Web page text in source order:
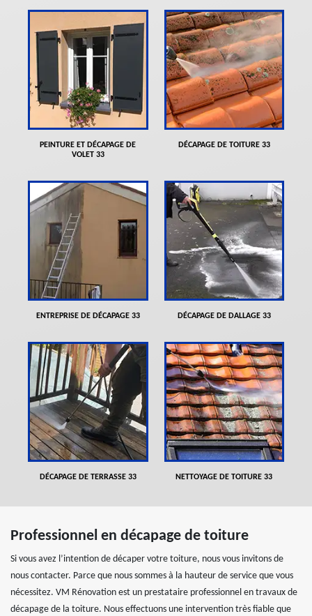
PEINTURE ET DÉCAPAGE DE
VOLET 33
DÉCAPAGE DE TOITURE 33
ENTREPRISE DE DÉCAPAGE 33 DÉCAPAGE DE DALLAGE 33
DÉCAPAGE DE TERRASSE 33 NETTOYAGE DE TOITURE 33
Professionnel en décapage de toiture
Si vous avez l’intention de décaper votre toiture, nous vous invitons de
nous contacter. Parce que nous sommes à la hauteur de service que vous
nécessitez. VM Rénovation est un prestataire professionnel en travaux de
décapage de la toiture. Nous effectuons une intervention très fiable que